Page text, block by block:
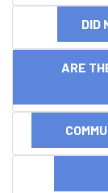
DID
ARE